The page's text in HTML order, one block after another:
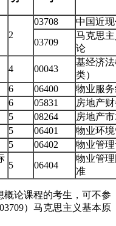
2
03708
中国近
03709
马克思
论
4 00043
基经济
类）
6 06400
物业服
6 05831
房地产
5 08264
房地产
5 06401
物业环
5 06402
物业管
5 06404
物业管
准
概论课程的考生，可不参
）马克思主义基本原